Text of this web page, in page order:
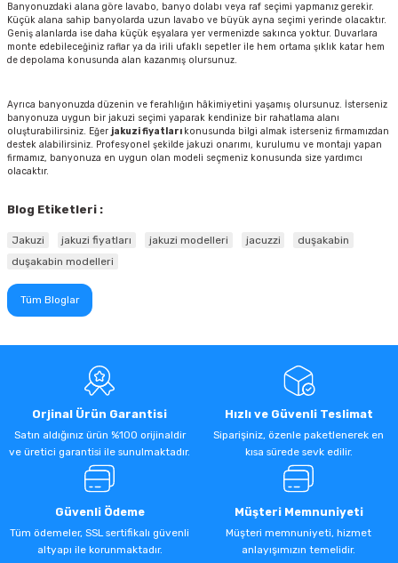
Banyonuzdaki alana göre lavabo, banyo dolabı veya raf seçimi yapmanız gerekir.
Küçük alana sahip banyolarda uzun lavabo ve büyük ayna seçimi yerinde olacaktır.
Geniş alanlarda ise daha küçük eşyalara yer vermenizde sakınca yoktur. Duvarlara
monte edebileceğiniz raflar ya da irili ufaklı sepetler ile hem ortama şıklık katar hem
de depolama konusunda alan kazanmış olursunuz.
Ayrıca banyonuzda düzenin ve ferahlığın hâkimiyetini yaşamış olursunuz. İsterseniz
banyonuza uygun bir jakuzi seçimi yaparak kendinize bir rahatlama alanı
oluşturabilirsiniz. Eğer jakuzi fiyatları konusunda bilgi almak isterseniz firmamızdan
destek alabilirsiniz. Profesyonel şekilde jakuzi onarımı, kurulumu ve montajı yapan
firmamız, banyonuza en uygun olan modeli seçmeniz konusunda size yardımcı
olacaktır.
Blog Etiketleri :
Jakuzi jakuzi fiyatları jakuzi modelleri jacuzzi
duşakabin
duşakabin modelleri
Tüm Bloglar
Orjinal Ürün Garantisi
Satın aldığınız ürün %100 orijinaldir
ve üretici garantisi ile sunulmaktadır.
Hızlı ve Güvenli Teslimat
Siparişiniz, özenle paketlenerek en
kısa sürede sevk edilir.
Güvenli Ödeme
Tüm ödemeler, SSL sertifikalı güvenli
altyapı ile korunmaktadır.
Müşteri Memnuniyeti
Müşteri memnuniyeti, hizmet
anlayışımızın temelidir.